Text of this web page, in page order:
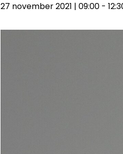
27 november 2021 | 09:00 -